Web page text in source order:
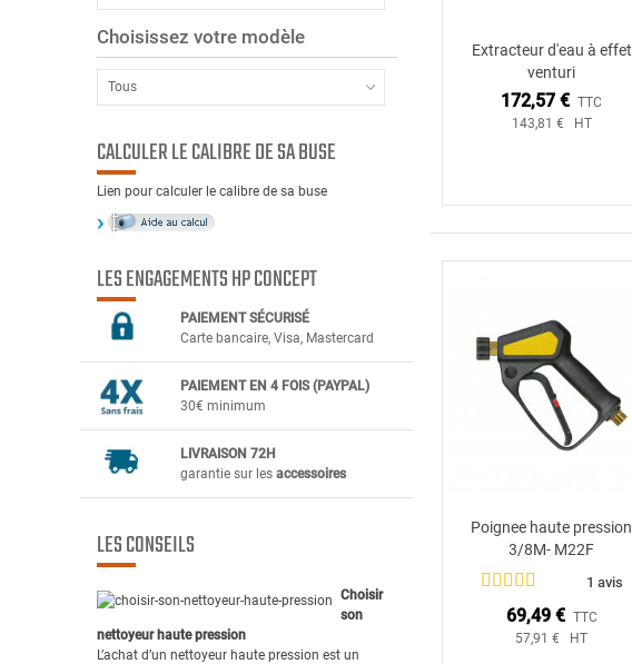
Choisissez votre modèle
Tous
CALCULER LE CALIBRE DE SA BUSE
Lien pour calculer le calibre de sa buse
LES ENGAGEMENTS HP CONCEPT
PAIEMENT SÉCURISÉ
Carte bancaire, Visa, Mastercard
PAIEMENT EN 4 FOIS (PAYPAL)
30€ minimum
LIVRAISON 72H
garantie sur les accessoires
LES CONSEILS
Choisir
son
nettoyeur haute pression
L’achat d’un nettoyeur haute pression est un
Extracteur d'eau à effet
venturi
172,57 € TTC
143,81 € HT
Ajouter au panier
Poignee haute pression
3/8M- M22F
1 avis
69,49 € TTC
57,91 € HT